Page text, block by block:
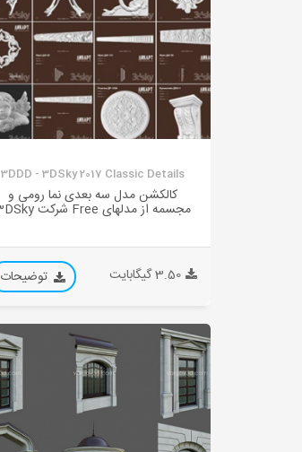
3DDD - 3DSky 2017 Classic Details
کالکشن مدل سه بعدی نما رومی و
مجسمه از مدلهای Free شرکت 3DSky
3.50 گیگابایت توضیحات